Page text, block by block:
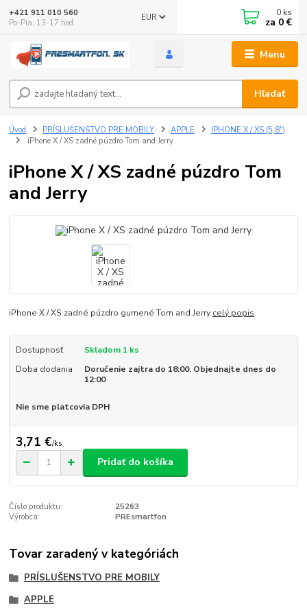
Menu
EUR
Hľadať
+421 911 010 560
Po-Pia, 13-17 hod.
0 ks
za 0 €
Úvod PRÍSLUŠENSTVO PRE MOBILY APPLE
IPHONE X / XS (5,8")
iPhone X / XS zadné púzdro Tom and Jerry
iPhone X / XS zadné púzdro Tom
and Jerry
iPhone X / XS zadné púzdro gumené Tom and Jerry celý popis
Dostupnosť
Skladom 1 ks
Doba dodania
Doručenie zajtra do 18:00. Objednajte dnes do
12:00
Nie sme platcovia DPH
3,71 €/ks
Pridať do košíka
Číslo produktu:
25263
Výrobca:
PREsmartfon
Tovar zaradený v kategóriách
PRÍSLUŠENSTVO PRE MOBILY
APPLE